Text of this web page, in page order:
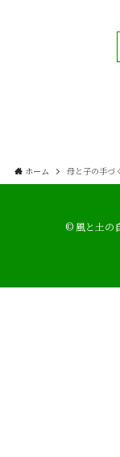
ホーム 母と子の手づ
©風と土の